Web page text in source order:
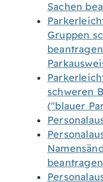
Sachen
Gruppen
schweren
("blauer
beantragen